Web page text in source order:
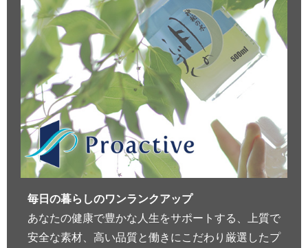
毎日の暮らしのワンランクアップ
あなたの健康で豊かな人生をサポートする、上質で
安全な素材、高い品質と働きにこだわり厳選したプ